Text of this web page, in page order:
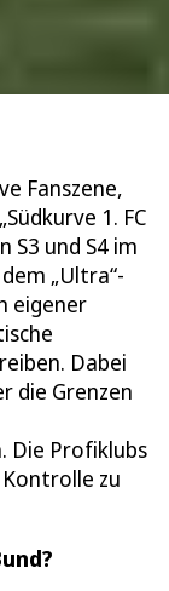
Fanszene,
1. FC
S3 und S4 im
„Ultra“-
eigener
Dabei
die Grenzen
Die Profiklubs
zu